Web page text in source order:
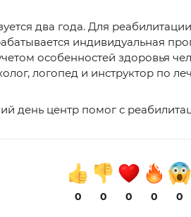
два года. Для
индивидуальная
особенностей здоровья
логопед и инструктор по
день центр помог с
0 0 0 0 0